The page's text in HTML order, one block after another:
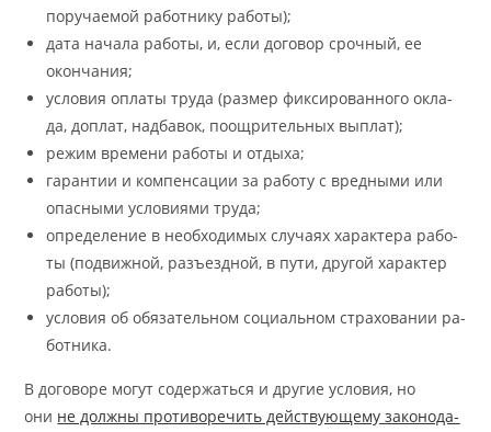
по­ру­ча­е­мой ра­бот­ни­ку ра­бо­ты);
да­та на­ча­ла ра­бо­ты, и, если до­го­вор сроч­ный, ее
окон­ча­ния;
усло­вия опла­ты тру­да (раз­мер фик­си­ро­ван­но­го окла­
да, до­плат, над­ба­вок, по­ощри­тель­ных выплат);
ре­жим вре­ме­ни ра­бо­ты и отды­ха;
га­ран­тии и компен­са­ции за ра­бо­ту с вред­ны­ми или
опас­ны­ми усло­ви­я­ми тру­да;
опре­де­ле­ние в необ­хо­ди­мых слу­ча­ях ха­рак­тера ра­бо­
ты (по­движ­ной, разъ­езд­ной, в пу­ти, дру­гой ха­рак­тер
ра­бо­ты);
усло­вия об обя­за­тель­ном со­ци­аль­ном стра­хо­ва­нии ра­
бот­ни­ка.
В до­го­во­ре мо­гут со­дер­жать­ся и дру­гие усло­вия, но
они не долж­ны про­ти­во­ре­чить дей­ству­ю­ще­му за­ко­но­да­